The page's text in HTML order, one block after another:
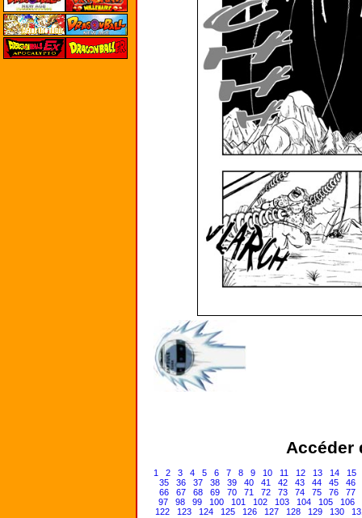
Accéder
1 2 3 4 5 6 7 8 9 10 11 12 13 14
15
35
36 37 38 39 40 41 42 43 44 45
46
66
67 68 69 70 71 72 73 74 75 76
77
97
98 99 100 101 102 103 104 105
106
122
123 124 125 126 127 128 129 130